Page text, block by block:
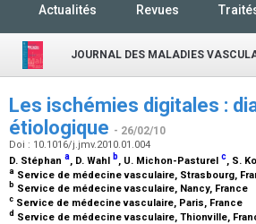
Actualités Revues
JOURNAL DES MALADIES
Les ischémies digitales :
étiologique - 26/02/10
Doi : 10.1016/j.jmv.2010.01.004
D. Stéphan a, D. Wahl b, U. Michon-Pasturel c, S.
a Service de médecine vasculaire, Strasbourg,
b Service de médecine vasculaire, Nancy, France
c Service de médecine vasculaire, Paris, France
d Service de médecine vasculaire, Thionville,